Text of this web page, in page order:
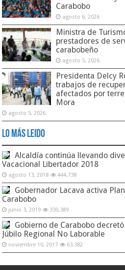
Carabobo
agosto 6, 2026
Ministra de
prestadores de
carabobeño
agosto 5, 2026
Presidenta Delcy
trabajos de
afectados por
Mora
agosto 5, 2026
Lo Más Leido
Alcaldía continúa llevando
Vacacional Libertador 2018
agosto 13, 2018 444,738
Gobernador Lacava activa
Carabobo
junio 3, 2019 330,389
Gobierno de Carabobo
Júbilo Regional No Laborable
noviembre 10, 2017 63,382